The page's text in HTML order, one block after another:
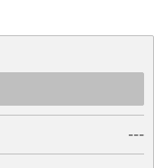
---